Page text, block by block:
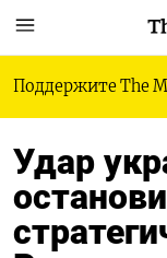
Поддержите The
Удар